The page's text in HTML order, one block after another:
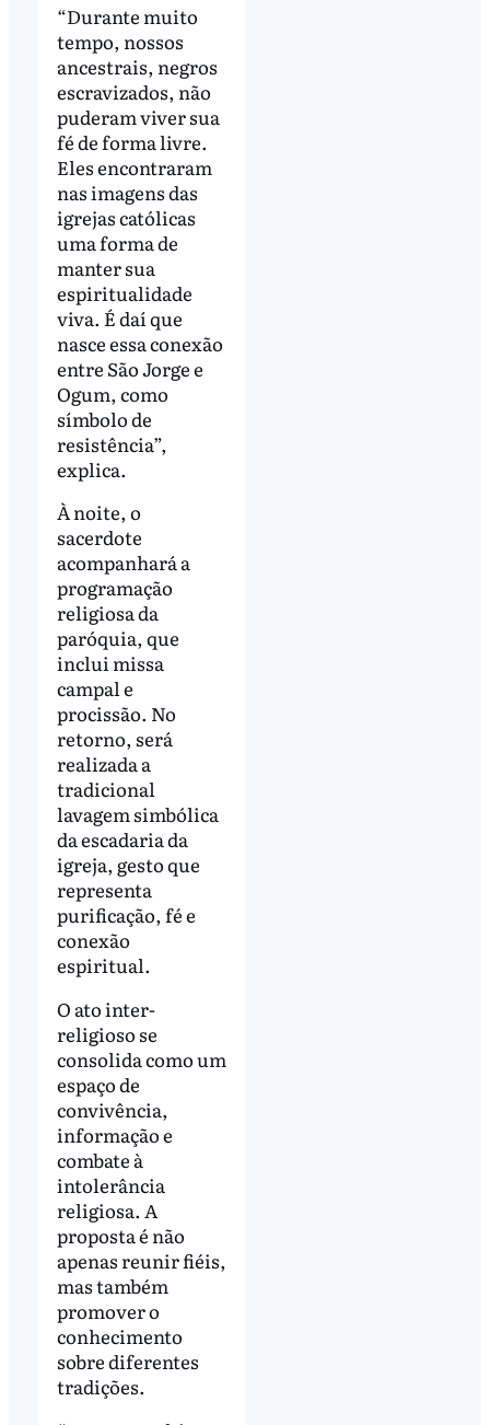
“Durante muito
tempo, nossos
ancestrais, negros
escravizados, não
puderam viver sua
fé de forma livre.
Eles encontraram
nas imagens das
igrejas católicas
uma forma de
manter sua
espiritualidade
viva. É daí que
nasce essa conexão
entre São Jorge e
Ogum, como
símbolo de
resistência”,
explica.
À noite, o
sacerdote
acompanhará a
programação
religiosa da
paróquia, que
inclui missa
campal e
procissão. No
retorno, será
realizada a
tradicional
lavagem simbólica
da escadaria da
igreja, gesto que
representa
purificação, fé e
conexão
espiritual.
O ato inter-
religioso se
consolida como um
espaço de
convivência,
informação e
combate à
intolerância
religiosa. A
proposta é não
apenas reunir fiéis,
mas também
promover o
conhecimento
sobre diferentes
tradições.